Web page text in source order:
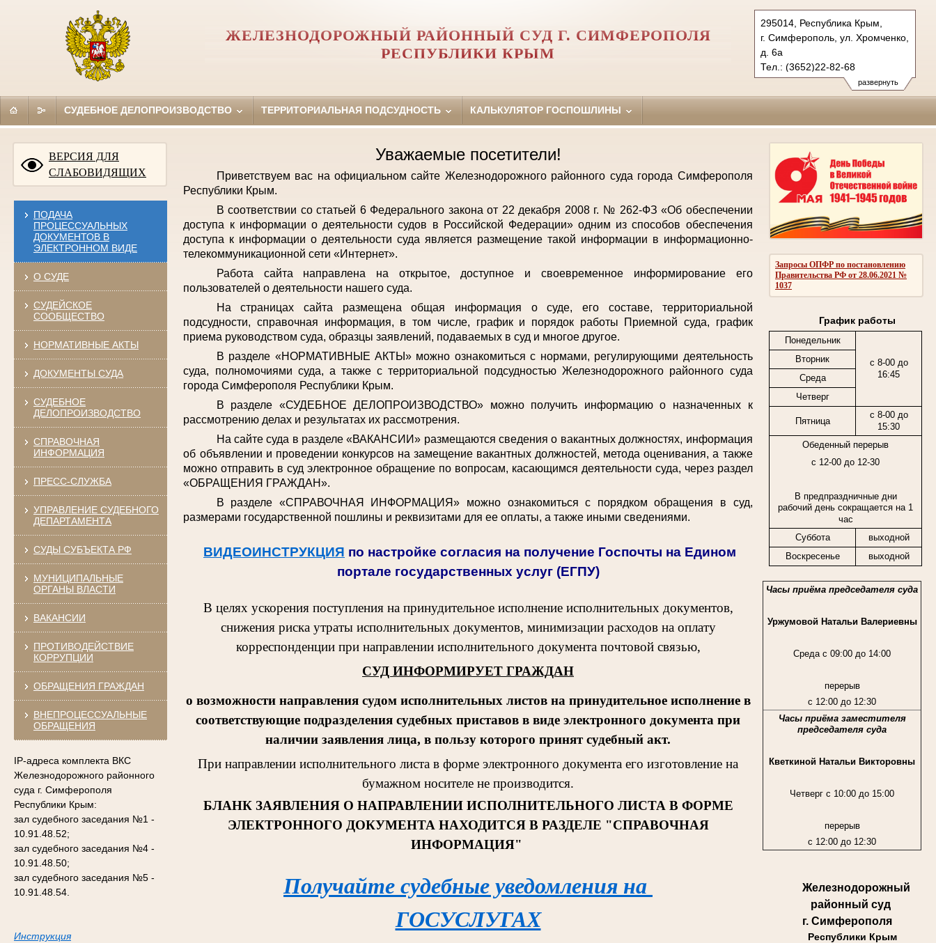
развернуть
295014, Республика Крым,
г. Симферополь, ул. Хромченко,
д. 6а
Тел.: (3652)22-82-68
zheleznodorozhniy.krm@sudrf.ru
ЖЕЛЕЗНОДОРОЖНЫЙ РАЙОННЫЙ СУД Г. СИМФЕРОПОЛЯ
РЕСПУБЛИКИ КРЫМ
СУДЕБНОЕ ДЕЛОПРОИЗВОДСТВО ТЕРРИТОРИАЛЬНАЯ ПОДСУДНОСТЬ КАЛЬКУЛЯТОР ГОСПОШЛИНЫ
ВЕРСИЯ ДЛЯ
СЛАБОВИДЯЩИХ
ПОДАЧА
ПРОЦЕССУАЛЬНЫХ
ДОКУМЕНТОВ В
ЭЛЕКТРОННОМ ВИДЕ
О СУДЕ
СУДЕЙСКОЕ
СООБЩЕСТВО
НОРМАТИВНЫЕ АКТЫ
ДОКУМЕНТЫ СУДА
СУДЕБНОЕ
ДЕЛОПРОИЗВОДСТВО
СПРАВОЧНАЯ
ИНФОРМАЦИЯ
ПРЕСС-СЛУЖБА
УПРАВЛЕНИЕ СУДЕБНОГО
ДЕПАРТАМЕНТА
СУДЫ СУБЪЕКТА РФ
МУНИЦИПАЛЬНЫЕ
ОРГАНЫ ВЛАСТИ
ВАКАНСИИ
ПРОТИВОДЕЙСТВИЕ
КОРРУПЦИИ
ОБРАЩЕНИЯ ГРАЖДАН
ВНЕПРОЦЕССУАЛЬНЫЕ
ОБРАЩЕНИЯ
IP-адреса комплекта ВКС
Железнодорожного районного
суда г. Симферополя
Республики Крым:
зал судебного заседания №1 -
10.91.48.52;
зал судебного заседания №4 -
10.91.48.50;
зал судебного заседания №5 -
10.91.48.54.
Инструкция
Запросы ОПФР по постановлению
Правительства РФ от 28.06.2021 №
1037
График работы
Понедельник
с 8-00 до
16:45
Вторник
Среда
Четверг
Пятница
с 8-00 до
15:30
Обеденный перерыв
с 12-00 до 12-30
В предпраздничные дни
рабочий день сокращается на 1
час
Суббота
выходной
Воскресенье
выходной
Часы приёма председателя суда
Уржумовой Натальи Валериевны
Среда с 09:00 до 14:00
перерыв
с 12:00 до 12:30
Часы приёма заместителя
председателя суда
Кветкиной Натальи Викторовны
Четверг с 10:00 до 15:00
перерыв
с 12:00 до 12:30
Железнодорожный
районный суд
г. Симферополя
Республики Крым
Уважаемые посетители!
Приветствуем вас на официальном сайте Железнодорожного районного суда города Симферополя
Республики Крым.
В соответствии со статьей 6 Федерального закона от 22 декабря 2008 г. № 262-ФЗ «Об обеспечении
доступа к информации о деятельности судов в Российской Федерации» одним из способов обеспечения
доступа к информации о деятельности суда является размещение такой информации в информационно-
телекоммуникационной сети «Интернет».
Работа сайта направлена на открытое, доступное и своевременное информирование его
пользователей о деятельности нашего суда.
На страницах сайта размещена общая информация о суде, его составе, территориальной
подсудности, справочная информация, в том числе, график и порядок работы Приемной суда, график
приема руководством суда, образцы заявлений, подаваемых в суд и многое другое.
В разделе «НОРМАТИВНЫЕ АКТЫ» можно ознакомиться с нормами, регулирующими деятельность
суда, полномочиями суда, а также с территориальной подсудностью Железнодорожного районного суда
города Симферополя Республики Крым.
В разделе «СУДЕБНОЕ ДЕЛОПРОИЗВОДСТВО» можно получить информацию о назначенных к
рассмотрению делах и результатах их рассмотрения.
На сайте суда в разделе «ВАКАНСИИ» размещаются сведения о вакантных должностях, информация
об объявлении и проведении конкурсов на замещение вакантных должностей, метода оценивания, а также
можно отправить в суд электронное обращение по вопросам, касающимся деятельности суда, через раздел
«ОБРАЩЕНИЯ ГРАЖДАН».
В разделе «СПРАВОЧНАЯ ИНФОРМАЦИЯ» можно ознакомиться с порядком обращения в суд,
размерами государственной пошлины и реквизитами для ее оплаты, а также иными сведениями.
ВИДЕОИНСТРУКЦИЯ по настройке согласия на получение Госпочты на Едином
портале государственных услуг (ЕГПУ)
В целях ускорения поступления на принудительное исполнение исполнительных документов,
снижения риска утраты исполнительных документов, минимизации расходов на оплату
корреспонденции при направлении исполнительного документа почтовой связью,
СУД ИНФОРМИРУЕТ ГРАЖДАН
о возможности направления судом исполнительных листов на принудительное исполнение в
соответствующие подразделения судебных приставов в виде электронного документа при
наличии заявления лица, в пользу которого принят судебный акт.
При направлении исполнительного листа в форме электронного документа его изготовление на
бумажном носителе не производится.
БЛАНК ЗАЯВЛЕНИЯ О НАПРАВЛЕНИИ ИСПОЛНИТЕЛЬНОГО ЛИСТА В ФОРМЕ
ЭЛЕКТРОННОГО ДОКУМЕНТА НАХОДИТСЯ В РАЗДЕЛЕ "СПРАВОЧНАЯ
ИНФОРМАЦИЯ"
Получайте судебные уведомления на
ГОСУСЛУГАХ